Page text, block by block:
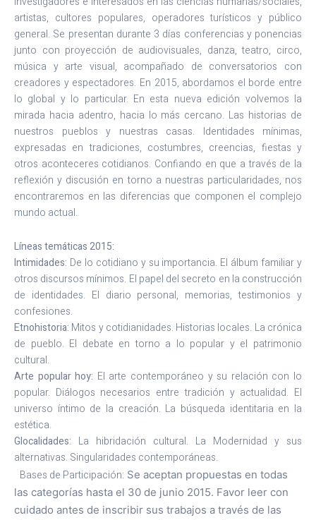
artistas, cultores populares, operadores turísticos y público
general. Se presentan durante 3 días conferencias y ponencias
junto con proyección de audiovisuales, danza, teatro, circo,
música y arte visual, acompañado de conversatorios con
creadores y espectadores. En 2015, abordamos el borde entre
lo global y lo particular. En esta nueva edición volvemos la
mirada hacia adentro, hacia lo más cercano. Las historias de
nuestros pueblos y nuestras casas. Identidades mínimas,
expresadas en tradiciones, costumbres, creencias, fiestas y
otros aconteceres cotidianos. Confiando en que a través de la
reflexión y discusión en torno a nuestras particularidades, nos
encontraremos en las diferencias que componen el complejo
mundo actual.
Líneas temáticas 2015:
Intimidades: De lo cotidiano y su importancia. El álbum familiar y
otros discursos mínimos. El papel del secreto en la construcción
de identidades. El diario personal, memorias, testimonios y
confesiones.
Etnohistoria: Mitos y cotidianidades. Historias locales. La crónica
de pueblo. El debate en torno a lo popular y el patrimonio
cultural.
Arte popular hoy: El arte contemporáneo y su relación con lo
popular. Diálogos necesarios entre tradición y actualidad. El
universo íntimo de la creación. La búsqueda identitaria en la
estética.
Glocalidades: La hibridación cultural. La Modernidad y sus
alternativas. Singularidades contemporáneas.
Bases de Participación: Se aceptan propuestas en todas
las categorías hasta el 30 de junio 2015. Favor leer con
cuidado antes de inscribir sus trabajos a través de las